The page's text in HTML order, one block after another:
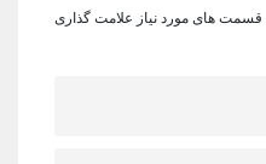
قسمت های مورد نیاز علامت گذاری